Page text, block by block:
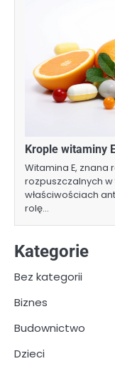
Krople witaminy
Witamina E, znana
rozpuszczalnych w
właściwościach
rolę…
Kategorie
Bez kategorii
Biznes
Budownictwo
Dzieci